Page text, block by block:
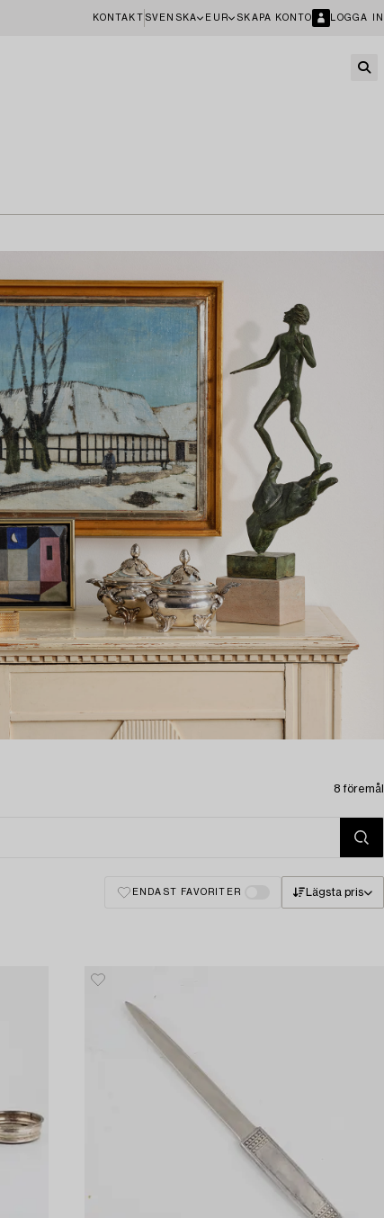
KONTAKT SVENSKA EUR SKAPA KONTO LOGGA IN
8 föremål
ENDAST FAVORITER Lägsta pris